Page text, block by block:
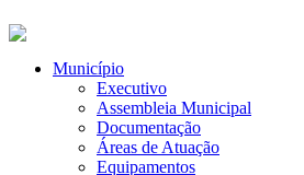
Município
Executivo
Assembleia Municipal
Documentação
Áreas de Atuação
Equipamentos